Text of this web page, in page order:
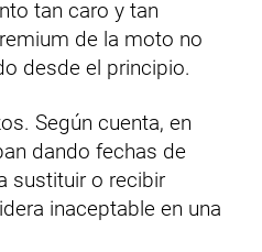
tan caro y tan
de la moto no
desde el principio.
Según cuenta, en
dando fechas de
sustituir o recibir
inaceptable en una